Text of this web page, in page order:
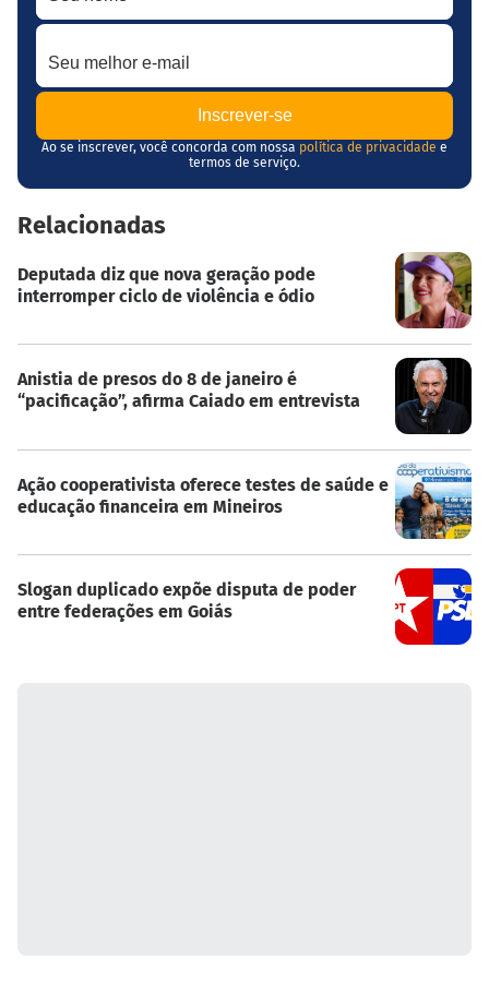
Seu melhor e-mail
Ao se inscrever, você concorda com nossa política de privacidade e
termos de serviço.
Relacionadas
Deputada diz que nova geração pode
interromper ciclo de violência e ódio
Anistia de presos do 8 de janeiro é
“pacificação”, afirma Caiado em entrevista
Ação cooperativista oferece testes de saúde e
educação financeira em Mineiros
Slogan duplicado expõe disputa de poder
entre federações em Goiás